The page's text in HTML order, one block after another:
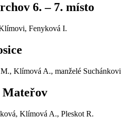
6. – 7. místo
Fenyková I.
Klímová A., manželé Suchánkovi
Mateřov
Klímová A., Pleskot R.